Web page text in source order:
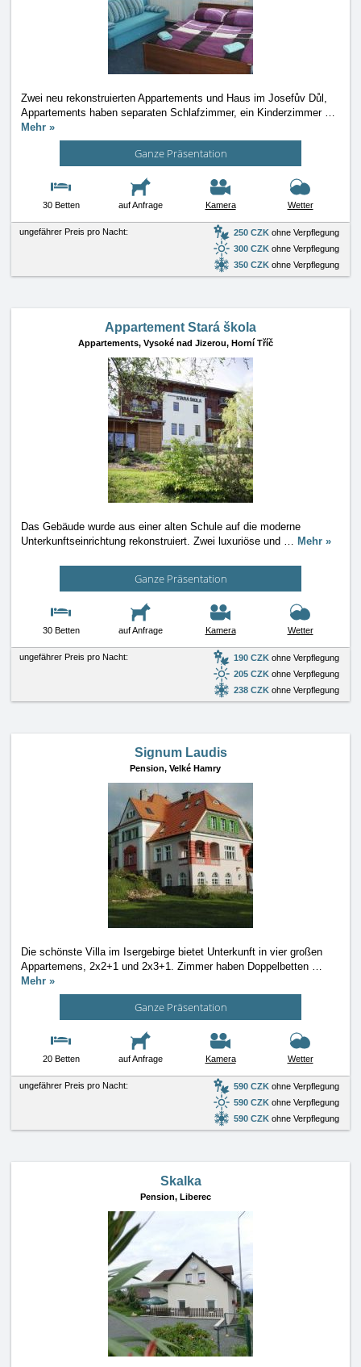
Zwei neu rekonstruierten Appartements und Haus im Josefův Důl,
Appartements haben separaten Schlafzimmer, ein Kinderzimmer …
Mehr »
Ganze Präsentation
30 Betten auf Anfrage Kamera Wetter
ungefährer Preis pro Nacht: 250 CZK ohne Verpflegung
300 CZK ohne Verpflegung
350 CZK ohne Verpflegung
Appartement Stará škola
Appartements, Vysoké nad Jizerou, Horní Tříč
Das Gebäude wurde aus einer alten Schule auf die moderne
Unterkunftseinrichtung rekonstruiert. Zwei luxuriöse und … Mehr »
Ganze Präsentation
30 Betten auf Anfrage Kamera Wetter
ungefährer Preis pro Nacht: 190 CZK ohne Verpflegung
205 CZK ohne Verpflegung
238 CZK ohne Verpflegung
Signum Laudis
Pension, Velké Hamry
Die schönste Villa im Isergebirge bietet Unterkunft in vier großen
Appartemens, 2x2+1 und 2x3+1. Zimmer haben Doppelbetten …
Mehr »
Ganze Präsentation
20 Betten auf Anfrage Kamera Wetter
ungefährer Preis pro Nacht: 590 CZK ohne Verpflegung
590 CZK ohne Verpflegung
590 CZK ohne Verpflegung
Skalka
Pension, Liberec